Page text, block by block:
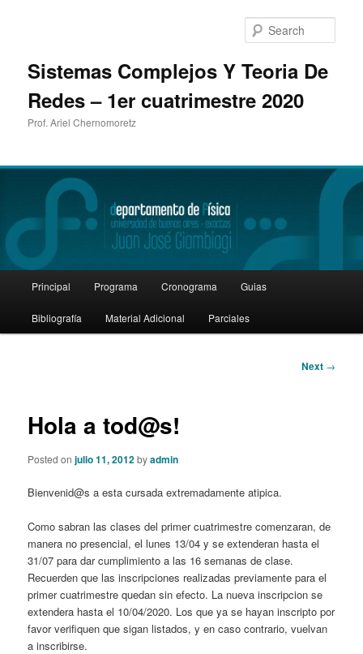
Sistemas Complejos Y Teoria De
Redes – 1er cuatrimestre 2020
Prof. Ariel Chernomoretz
Skip
to
Principal Programa Cronograma Guias
Bibliografía Material Adicional Parciales
Post
Next →
Hola a tod@s!
Posted onjulio 11, 2012byadmin
Bienvenid@s a esta cursada extremadamente atipica.
Como sabran las clases del primer cuatrimestre comenzaran, de
manera no presencial, el lunes 13/04 y se extenderan hasta el
31/07 para dar cumplimiento a las 16 semanas de clase.
Recuerden que las inscripciones realizadas previamente para el
primer cuatrimestre quedan sin efecto. La nueva inscripcion se
extendera hasta el 10/04/2020. Los que ya se hayan inscripto por
favor verifiquen que sigan listados, y en caso contrario, vuelvan
a inscribirse.